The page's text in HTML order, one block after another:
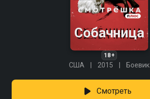
Собачница
18+
США 2015 Боевик
Смотреть